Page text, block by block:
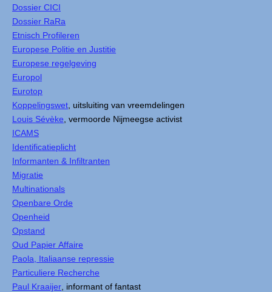
Dossier CICI
Dossier RaRa
Etnisch Profileren
Europese Politie en Justitie
Europese regelgeving
Europol
Eurotop
Koppelingswet , uitsluiting van vreemdelingen
Louis Sévèke , vermoorde Nijmeegse activist
ICAMS
Identificatieplicht
Informanten & Infiltranten
Migratie
Multinationals
Openbare Orde
Openheid
Opstand
Oud Papier Affaire
Paola, Italiaanse repressie
Particuliere Recherche
Paul Kraaijer , informant of fantast